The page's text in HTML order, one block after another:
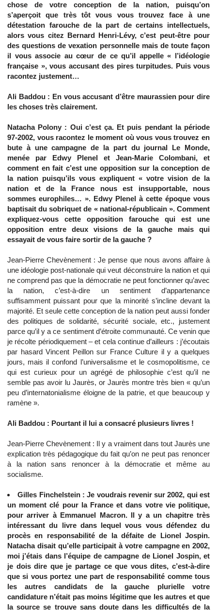
chose de votre conception de la nation, puisqu’on
s’aperçoit que très tôt vous vous trouvez face à une
détestation farouche de la part de certains intellectuels,
alors vous citez Bernard Henri-Lévy, c’est peut-être pour
des questions de vexation personnelle mais de toute façon
il vous associe au cœur de ce qu’il appelle « l’idéologie
française », vous accusant des pires turpitudes. Puis vous
racontez justement…
Ali Baddou : En vous accusant d’être maurassien pour dire
les choses très clairement.
Natacha Polony : Oui c’est ça. Et puis pendant la période
97-2002, vous racontez le moment où vous vous trouvez en
bute à une campagne de la part du journal Le Monde,
menée par Edwy Plenel et Jean-Marie Colombani, et
comment en fait c’est une opposition sur la conception de
la nation puisqu’ils vous expliquent « votre vision de la
nation et de la France nous est insupportable, nous
sommes europhiles… ». Edwy Plenel à cette époque vous
baptisait du sobriquet de « national-républicain ». Comment
expliquez-vous cette opposition farouche qui est une
opposition entre deux visions de la gauche mais qui
essayait de vous faire sortir de la gauche ?
Jean-Pierre Chevènement : Je pense que nous avons affaire à
une idéologie post-nationale qui veut déconstruire la nation et qui
ne comprend pas que la démocratie ne peut fonctionner qu’avec
la nation, c’est-à-dire un sentiment d’appartenance
suffisamment puissant pour que la minorité s’incline devant la
majorité. Et seule cette conception de la nation peut aussi fonder
des politiques de solidarité, sécurité sociale, etc., justement
parce qu’il y a ce sentiment d’étroite communauté. Ce venin que
je récolte périodiquement – et cela continue d’ailleurs : j’écoutais
par hasard Vincent Peillon sur France Culture il y a quelques
jours, mais il confond l’universalisme et le cosmopolitisme, ce
qui est curieux pour un agrégé de philosophie c’est qu’il ne
semble pas avoir lu Jaurès, or Jaurès montre très bien « qu’un
peu d’internatonialisme éloigne de la patrie, et que beaucoup y
ramène ».
Ali Baddou : Pourtant il lui a consacré plusieurs livres !
Jean-Pierre Chevènement : Il y a vraiment dans tout Jaurès une
explication très pédagogique du fait qu’on ne peut pas renoncer
à la nation sans renoncer à la démocratie et même au
socialisme.
Gilles Finchelstein : Je voudrais revenir sur 2002, qui est
un moment clé pour la France et dans votre vie politique,
pour arriver à Emmanuel Macron. Il y a un chapitre très
intéressant du livre dans lequel vous vous défendez du
procès en responsabilité de la défaite de Lionel Jospin.
Natacha disait qu’elle participait à votre campagne en 2002,
moi j’étais dans l’équipe de campagne de Lionel Jospin, et
je dois dire que je partage ce que vous dites, c’est-à-dire
que si vous portez une part de responsabilité comme tous
les autres candidats de la gauche plurielle votre
candidature n’était pas moins légitime que les autres et que
la source se trouve sans doute dans les difficultés de la